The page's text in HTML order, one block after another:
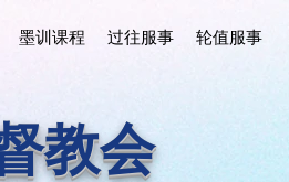
墨训课程 过往服事 轮值服事
教会